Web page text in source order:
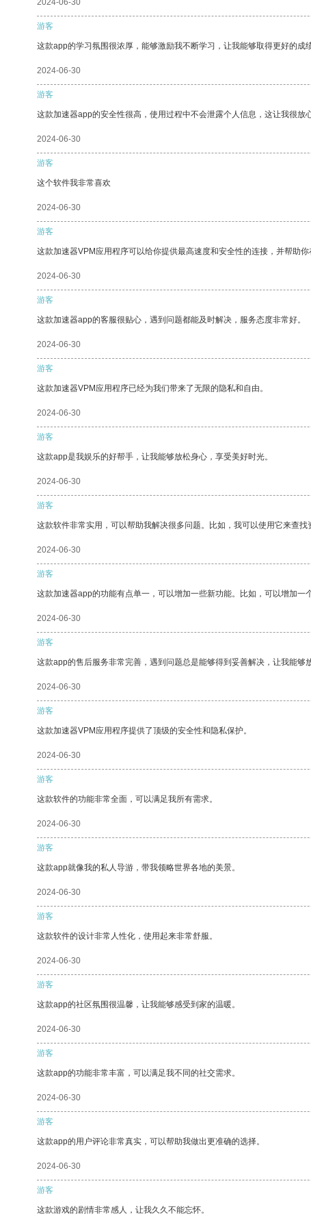
2024-06-30
游客
这款app的学习氛围很浓厚，能够激励我不断学习，让我能够取得更好的成绩
2024-06-30
游客
这款加速器app的安全性很高，使用过程中不会泄露个人信息，这让我很
2024-06-30
游客
这个软件我非常喜欢
2024-06-30
游客
这款加速器VPM应用程序可以给你提供最高速度和安全性的连接，并帮助你
2024-06-30
游客
这款加速器app的客服很贴心，遇到问题都能及时解决，服务态度非常好。
2024-06-30
游客
这款加速器VPM应用程序已经为我们带来了无限的隐私和自由。
2024-06-30
游客
这款app是我娱乐的好帮手，让我能够放松身心，享受美好时光。
2024-06-30
游客
这款软件非常实用，可以帮助我解决很多问题。比如，我可以使用它来查找
2024-06-30
游客
这款加速器app的功能有点单一，可以增加一些新功能。比如，可以增加一
2024-06-30
游客
这款app的售后服务非常完善，遇到问题总是能够得到妥善解决，让我能够
2024-06-30
游客
这款加速器VPM应用程序提供了顶级的安全性和隐私保护。
2024-06-30
游客
这款软件的功能非常全面，可以满足我所有需求。
2024-06-30
游客
这款app就像我的私人导游，带我领略世界各地的美景。
2024-06-30
游客
这款软件的设计非常人性化，使用起来非常舒服。
2024-06-30
游客
这款app的社区氛围很温馨，让我能够感受到家的温暖。
2024-06-30
游客
这款app的功能非常丰富，可以满足我不同的社交需求。
2024-06-30
游客
这款app的用户评论非常真实，可以帮助我做出更准确的选择。
2024-06-30
游客
这款游戏的剧情非常感人，让我久久不能忘怀。